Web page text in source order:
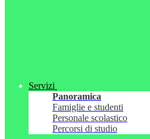
Servizi
Panoramica
Famiglie e studenti
Personale scolastico
Percorsi di studio